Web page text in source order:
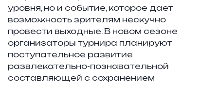
уровня, но и событие, которое дает
возможность зрителям нескучно
провести выходные. В новом сезоне
организаторы турнира планируют
поступательное развитие
развлекательно-познавательной
составляющей с сохранением